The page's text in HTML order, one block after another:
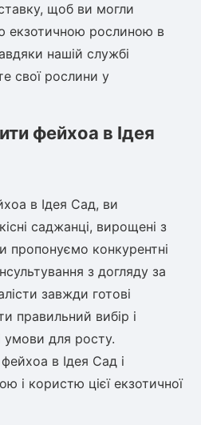
щоб ви могли
екзотичною рослиною в
нашій службі
свої рослини у
фейхоа в Ідея
в Ідея Сад, ви
саджанці, вирощені з
конкурентні
з догляду за
завжди готові
правильний вибір і
умови для росту.
в Ідея Сад і
і користю цієї екзотичної